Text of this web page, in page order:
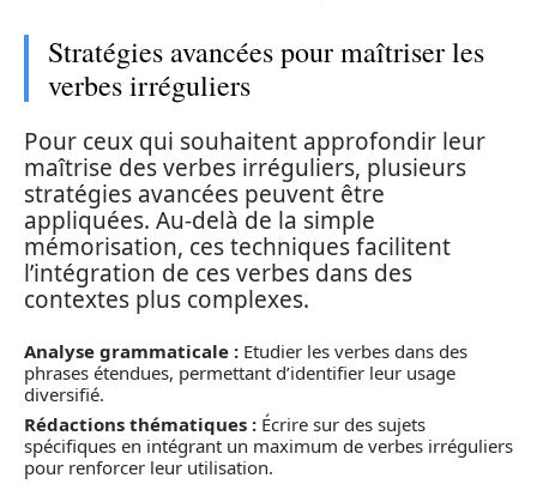
Stratégies avancées pour maîtriser les
verbes irréguliers
Pour ceux qui souhaitent approfondir leur
maîtrise des verbes irréguliers, plusieurs
stratégies avancées peuvent être
appliquées. Au-delà de la simple
mémorisation, ces techniques facilitent
l’intégration de ces verbes dans des
contextes plus complexes.
Analyse grammaticale : Etudier les verbes dans des
phrases étendues, permettant d’identifier leur usage
diversifié.
Rédactions thématiques : Écrire sur des sujets
spécifiques en intégrant un maximum de verbes irréguliers
pour renforcer leur utilisation.